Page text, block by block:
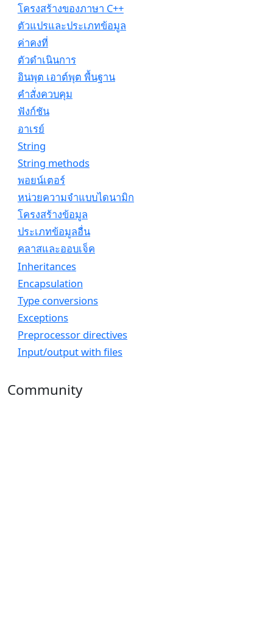
โครงสร้างของภาษา C++
ตัวแปรและประเภทข้อมูล
ค่าคงที่
ตัวดำเนินการ
อินพุต เอาต์พุต พื้นฐาน
คำสั่งควบคุม
ฟังก์ชัน
อาเรย์
String
String methods
พอยน์เตอร์
หน่วยความจำแบบไดนามิก
โครงสร้างข้อมูล
ประเภทข้อมูลอื่น
คลาสและออบเจ็ค
Inheritances
Encapsulation
Type conversions
Exceptions
Preprocessor directives
Input/output with files
Community